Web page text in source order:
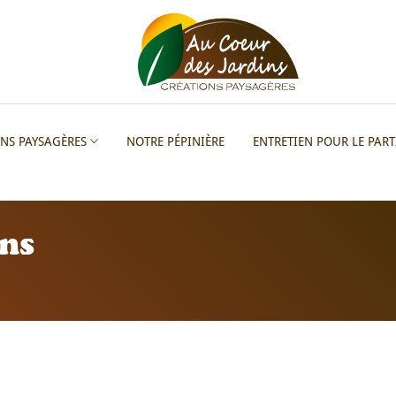
PAYSAGÈRES NOTRE PÉPINIÈRE ENTRETIEN POUR LE